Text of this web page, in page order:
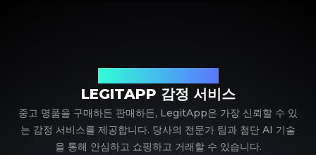
LEGITAPP 감정 서비스
중고 명품을 구매하든 판매하든, LegitApp은 가장 신뢰할 수 있
는 감정 서비스를 제공합니다. 당사의 전문가 팀과 첨단 AI 기술
을 통해 안심하고 쇼핑하고 거래할 수 있습니다.